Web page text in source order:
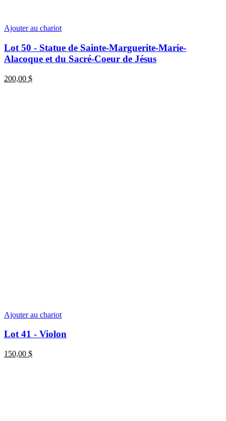
Ajouter au chariot
Lot 50 - Statue de Sainte-Marguerite-Marie-
Alacoque et du Sacré-Coeur de Jésus
200,00 $
Ajouter au chariot
Lot 41 - Violon
150,00 $